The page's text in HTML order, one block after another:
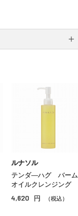
ルナソル
テンダ―ハグ バーム
オイルクレンジング
4,620 円 （税込）